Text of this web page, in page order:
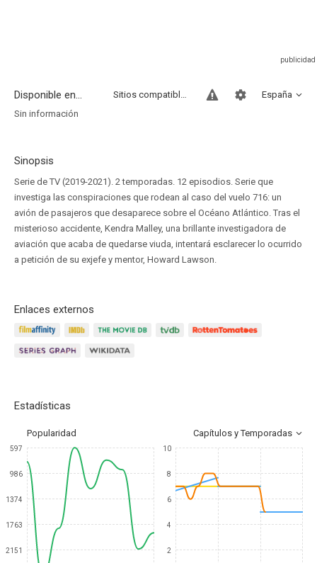
Disponible en... España
Sitios compatibles
Sin información
Sinopsis
Serie de TV (2019-2021). 2 temporadas. 12 episodios. Serie que
investiga las conspiraciones que rodean al caso del vuelo 716: un
avión de pasajeros que desaparece sobre el Océano Atlántico. Tras el
misterioso accidente, Kendra Malley, una brillante investigadora de
aviación que acaba de quedarse viuda, intentará esclarecer lo ocurrido
a petición de su exjefe y mentor, Howard Lawson.
Enlaces externos
Estadísticas
Popularidad Capítulos y Temporadas
597
986
1374
1763
2151
10
8
6
4
2